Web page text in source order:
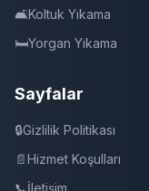
🛋️Koltuk Yıkama
🛏️Yorgan Yıkama
Sayfalar
🔒Gizlilik Politikası
📄Hizmet Koşulları
📞İletişim